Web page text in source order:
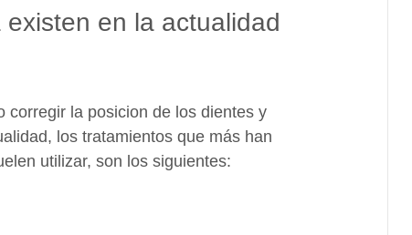
en la actualidad
corregir la posicion de los dientes y
los tratamientos que más han
utilizar, son los siguientes: